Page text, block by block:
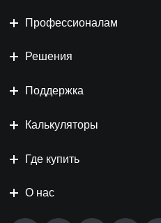
Профессионалам
Решения
Поддержка
Калькуляторы
Где купить
О нас